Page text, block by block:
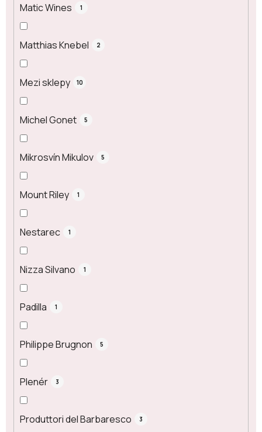
Matic Wines 1
Matthias Knebel 2
Mezi sklepy 10
Michel Gonet 5
Mikrosvín Mikulov 5
Mount Riley 1
Nestarec 1
Nizza Silvano 1
Padilla 1
Philippe Brugnon 5
Plenér 3
Produttori del Barbaresco 3